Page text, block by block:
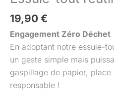
19,90 €
Engagement Zéro Déchet
En adoptant notre essuie-
un geste simple mais
gaspillage de papier, place
responsable !